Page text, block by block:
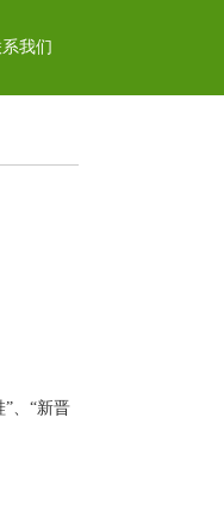
我们
、“新晋